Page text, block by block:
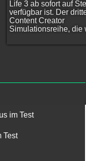
Life 3 ab sofort auf
verfügbar ist. Der
Content Creator
Simulationsreihe, die
im Test
Test